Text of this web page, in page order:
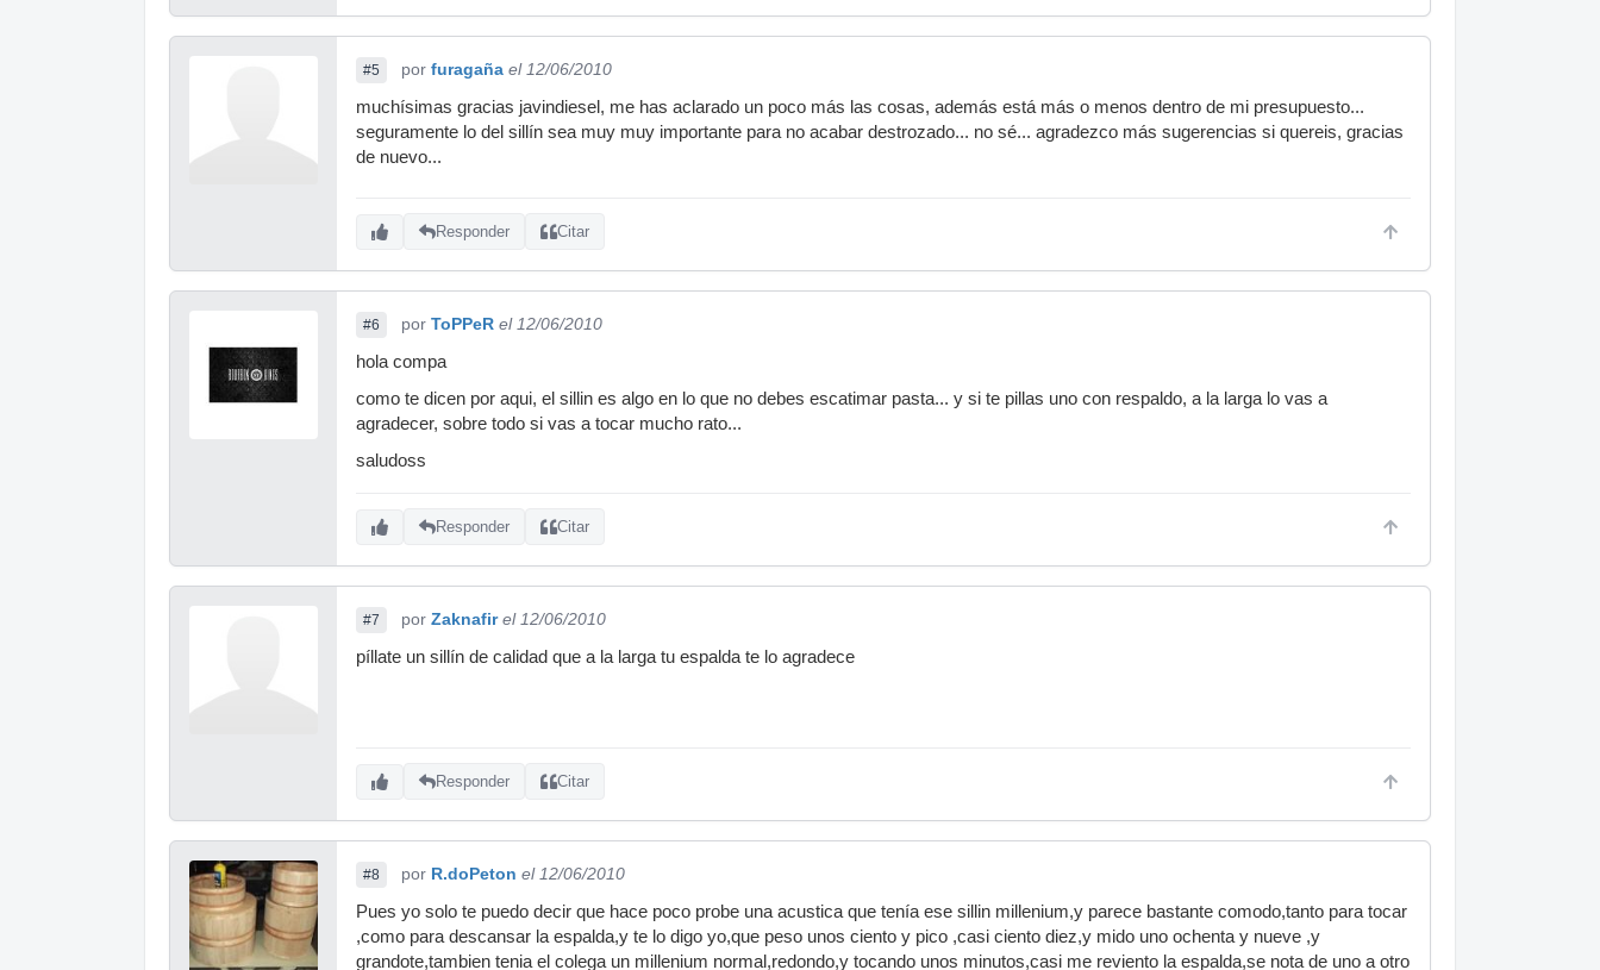
#5 por furagaña el 12/06/2010
muchísimas gracias javindiesel, me has aclarado un poco más las cosas, además está más o menos dentro de mi presupuesto...
seguramente lo del sillín sea muy muy importante para no acabar destrozado... no sé... agradezco más sugerencias si quereis, gracias
de nuevo...
Responder Citar
#6 por ToPPeR el 12/06/2010
hola compa
como te dicen por aqui, el sillin es algo en lo que no debes escatimar pasta... y si te pillas uno con respaldo, a la larga lo vas a
agradecer, sobre todo si vas a tocar mucho rato...
saludoss
Responder Citar
#7 por Zaknafir el 12/06/2010
píllate un sillín de calidad que a la larga tu espalda te lo agradece
Responder Citar
#8 por R.doPeton el 12/06/2010
Pues yo solo te puedo decir que hace poco probe una acustica que tenía ese sillin millenium,y parece bastante comodo,tanto para tocar
,como para descansar la espalda,y te lo digo yo,que peso unos ciento y pico ,casi ciento diez,y mido uno ochenta y nueve ,y
grandote,tambien tenia el colega un millenium normal,redondo,y tocando unos minutos,casi me reviento la espalda,se nota de uno a otro